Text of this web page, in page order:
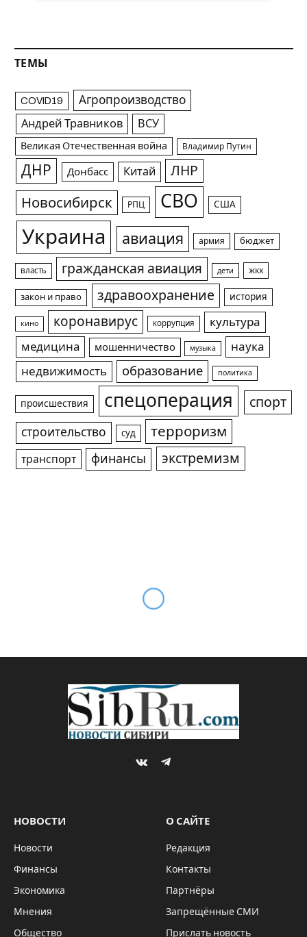
ТЕМЫ
COVID19 Агропроизводство
Андрей Травников ВСУ
Великая Отечественная война Владимир Путин
ДНР Донбасс Китай ЛНР
Новосибирск РПЦ СВО США
Украина авиация армия бюджет
власть гражданская авиация дети жкх
закон и право здравоохранение история
кино коронавирус коррупция
культура
медицина
мошенничество музыка
наука
недвижимость
образование политика
происшествия спецоперация спорт
строительство суд терроризм
транспорт финансы экстремизм
VKontakteTelegram
НОВОСТИ
Новости
Финансы
Экономика
Мнения
Общество
О САЙТЕ
Редакция
Контакты
Партнёры
Запрещённые СМИ
Прислать новость